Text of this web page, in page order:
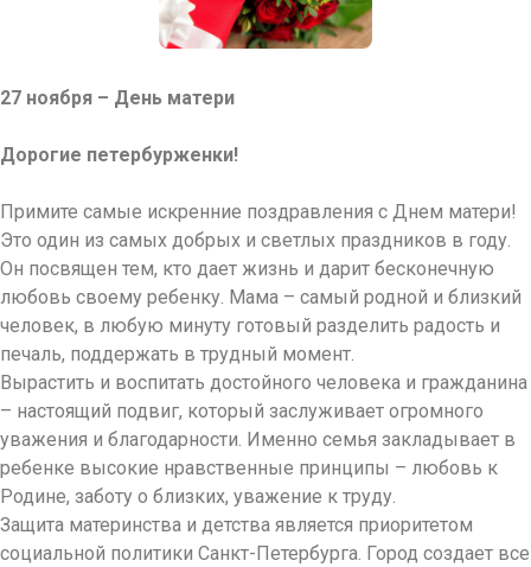
27 ноября – День матери
Дорогие петербурженки!
Примите самые искренние поздравления с Днем матери!
Это один из самых добрых и светлых праздников в году.
Он посвящен тем, кто дает жизнь и дарит бесконечную
любовь своему ребенку. Мама – самый родной и близкий
человек, в любую минуту готовый разделить радость и
печаль, поддержать в трудный момент.
Вырастить и воспитать достойного человека и гражданина
– настоящий подвиг, который заслуживает огромного
уважения и благодарности. Именно семья закладывает в
ребенке высокие нравственные принципы – любовь к
Родине, заботу о близких, уважение к труду.
Защита материнства и детства является приоритетом
социальной политики Санкт-Петербурга. Город создает все